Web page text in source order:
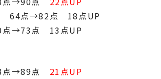
64点→82点 18点UP
→73点 13点UP
点→89点 21点UP